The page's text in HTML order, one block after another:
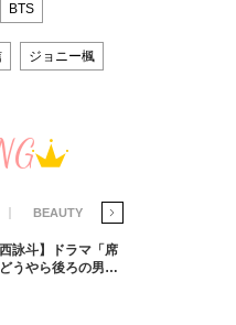
BTS
ジョニー楓
BEAUTY
詠斗】ドラマ「席
うやら後ろの男が
と好きらしい」放
ュー♡ 「自然と詠